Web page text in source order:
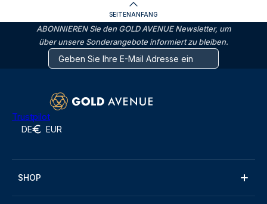
SEITENANFANG
ABONNIEREN Sie den GOLD AVENUE Newsletter, um
über unsere Sonderangebote informiert zu bleiben.
Trustpilot
DE EUR
SHOP